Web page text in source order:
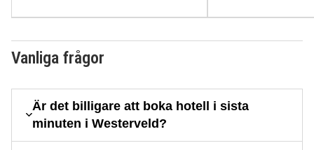
Vanliga frågor
Är det billigare att boka hotell i sista
minuten i Westerveld?